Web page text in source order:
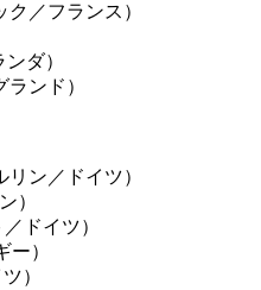
／フランス）
ダ）
ンド）
ン／ドイツ）
）
ドイツ）
）
）